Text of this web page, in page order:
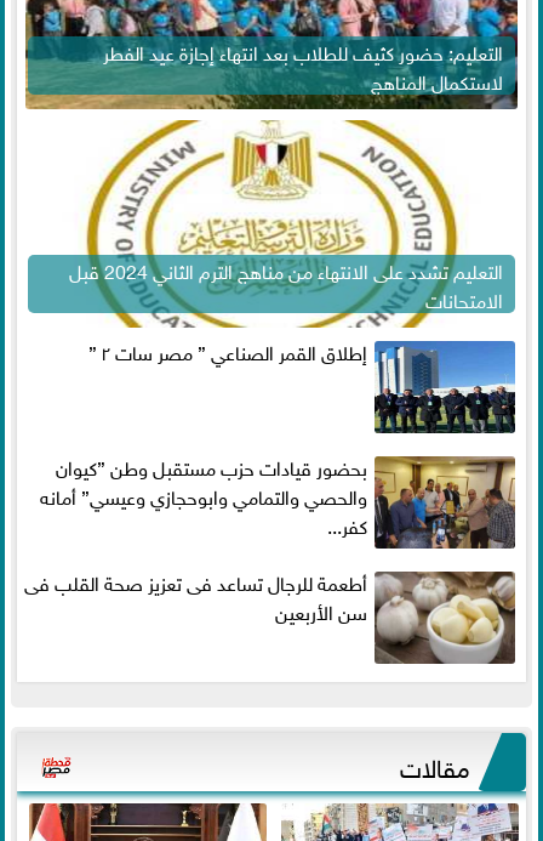
التعليم: حضور كثيف للطلاب بعد انتهاء إجازة عيد الفطر
لاستكمال المناهج
التعليم تشدد على الانتهاء من مناهج الترم الثاني 2024 قبل
الامتحانات
إطلاق القمر الصناعي ” مصر سات ٢ ”
بحضور قيادات حزب مستقبل وطن ”كيوان
والحصي والتمامي وابوحجازي وعيسي” أمانه
كفر...
أطعمة للرجال تساعد فى تعزيز صحة القلب فى
سن الأربعين
مقالات